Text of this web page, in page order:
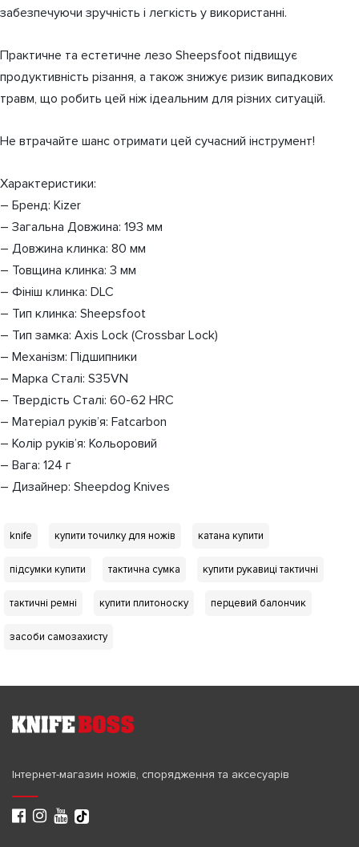
забезпечуючи зручність і легкість у використанні.
Практичне та естетичне лезо Sheepsfoot підвищує
продуктивність різання, а також знижує ризик випадкових
травм, що робить цей ніж ідеальним для різних ситуацій.
Не втрачайте шанс отримати цей сучасний інструмент!
Характеристики:
– Бренд: Kizer
– Загальна Довжина: 193 мм
– Довжина клинка: 80 мм
– Товщина клинка: 3 мм
– Фініш клинка: DLC
– Тип клинка: Sheepsfoot
– Тип замка: Axis Lock (Crossbar Lock)
– Механізм: Підшипники
– Марка Сталі: S35VN
– Твердість Сталі: 60-62 HRC
– Матеріал руків’я: Fatcarbon
– Колір руків’я: Кольоровий
– Вага: 124 г
– Дизайнер: Sheepdog Knives
knife купити точилку для ножів катана купити
підсумки купити тактична сумка купити рукавиці тактичні
тактичні ремні купити плитоноску перцевий балончик
засоби самозахисту
Інтернет-магазин ножів, спорядження та аксесуарів